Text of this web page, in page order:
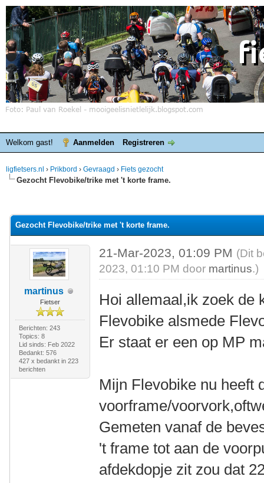
Welkom gast! Aanmelden Registreren
ligfietsers.nl › Prikbord › Gevraagd › Fiets gezocht
Gezocht Flevobike/trike met 't korte frame.
Gezocht Flevobike/trike met 't korte frame.
martinus
Fietser
Berichten: 243
Topics: 8
Lid sinds: Feb 2022
Bedankt: 576
427 x bedankt in 223
berichten
21-Mar-2023, 01:09 PM (Dit
2023, 01:10 PM door martinus.)
Hoi allemaal,ik zoek de
Flevobike alsmede
Er staat er een op MP
Mijn Flevobike nu heeft
voorframe/
Gemeten vanaf de
't frame tot aan de
afdekdopje zit zou dat